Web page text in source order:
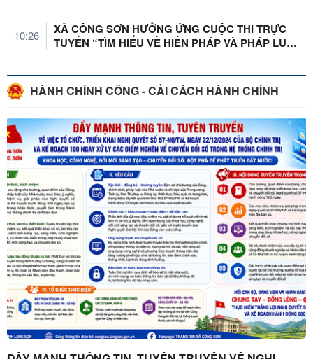
10:26
XÃ CÔNG SƠN HƯỞNG ỨNG CUỘC THI TRỰC
TUYẾN “TÌM HIỂU VỀ HIẾN PHÁP VÀ PHÁP LUẬT
HÀNH CHÍNH CÔNG - CẢI CÁCH HÀNH CHÍNH